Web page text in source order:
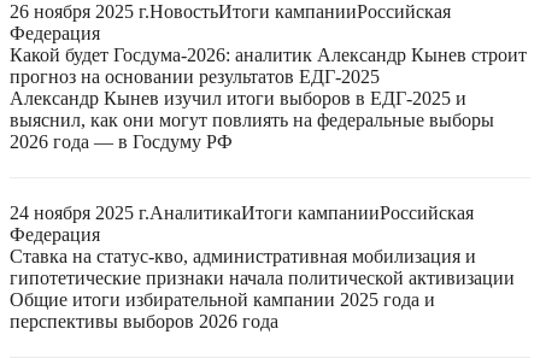
26 ноября 2025 г.НовостьИтоги кампанииРоссийская
Федерация
Какой будет Госдума-2026: аналитик Александр Кынев строит
прогноз на основании результатов ЕДГ-2025
Александр Кынев изучил итоги выборов в ЕДГ-2025 и
выяснил, как они могут повлиять на федеральные выборы
2026 года — в Госдуму РФ
24 ноября 2025 г.АналитикаИтоги кампанииРоссийская
Федерация
Ставка на статус-кво, административная мобилизация и
гипотетические признаки начала политической активизации
Общие итоги избирательной кампании 2025 года и
перспективы выборов 2026 года